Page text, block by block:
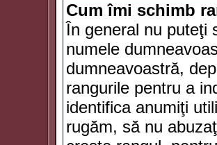
Cum îmi schimb
În general nu puteţi
numele
dumneavoastră,
rangurile pentru a
identifica anumiţi
rugăm, să nu